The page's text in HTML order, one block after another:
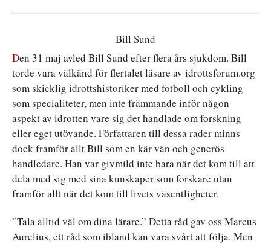
Bill Sund
Den 31 maj avled Bill Sund efter flera års sjukdom. Bill
torde vara välkänd för flertalet läsare av idrottsforum.org
som skicklig idrottshistoriker med fotboll och cykling
som specialiteter, men inte främmande inför någon
aspekt av idrotten vare sig det handlade om forskning
eller eget utövande. Författaren till dessa rader minns
dock framför allt Bill som en kär vän och generös
handledare. Han var givmild inte bara när det kom till att
dela med sig med sina kunskaper som forskare utan
framför allt när det kom till livets väsentligheter.
”Tala alltid väl om dina lärare.” Detta råd gav oss Marcus
Aurelius, ett råd som ibland kan vara svårt att följa. Men